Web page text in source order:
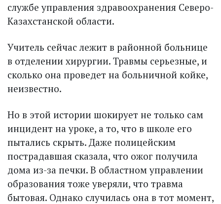
службе управления здравоохранения Северо-
Казахстанской области.
Учитель сейчас лежит в районной больнице
в отделении хирургии. Травмы серьезные, и
сколько она проведет на больничной койке,
неизвестно.
Но в этой истории шокирует не только сам
инцидент на уроке, а то, что в школе его
пытались скрыть. Даже полицейским
пострадавшая сказала, что ожог получила
дома из-за печки. В областном управлении
образования тоже уверяли, что травма
бытовая. Однако случилась она в тот момент,